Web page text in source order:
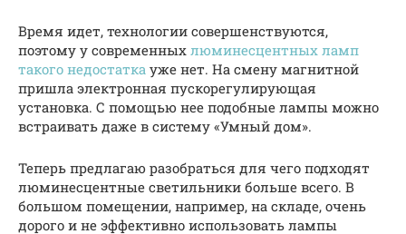
Время идет, технологии совершенствуются,
поэтому у современных люминесцентных ламп
такого недостатка уже нет. На смену магнитной
пришла электронная пускорегулирующая
установка. С помощью нее подобные лампы можно
встраивать даже в систему «Умный дом».
Теперь предлагаю разобраться для чего подходят
люминесцентные светильники больше всего. В
большом помещении, например, на складе, очень
дорого и не эффективно использовать лампы